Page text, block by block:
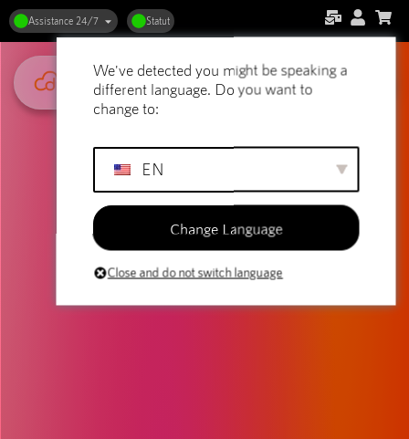
Assistance 24/7 Statut
We've detected you might be speaking a
different language. Do you want to
change to:
EN
Change Language
Close and do not switch language